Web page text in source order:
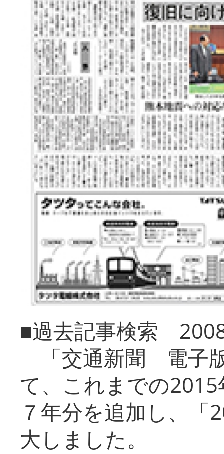
■過去記事検索
「交通新聞 電子
て、これまでの
７年分を追加し、「
大しまし